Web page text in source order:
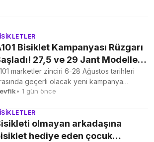
Bisiklet Kampanyası Rüzgarı
27,5 ve 29 Jant Modeller
Fiyata Raflarda
marketler zinciri 6-28 Ağustos tarihleri
geçerli olacak yeni kampanya
başlattı. Bisikletlerden bahçe...
• 1 gün önce
olmayan arkadaşına
hediye eden çocuk